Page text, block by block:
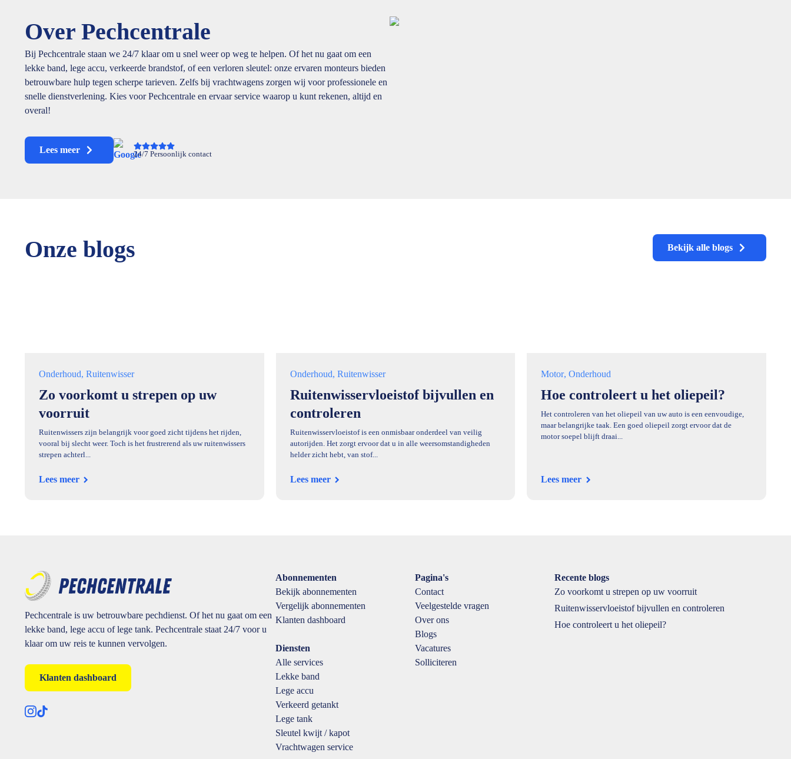
Over Pechcentrale
Bij Pechcentrale staan we 24/7 klaar om u snel weer op weg te helpen. Of het nu gaat om een
lekke band, lege accu, verkeerde brandstof, of een verloren sleutel: onze ervaren monteurs bieden
betrouwbare hulp tegen scherpe tarieven. Zelfs bij vrachtwagens zorgen wij voor professionele en
snelle dienstverlening. Kies voor Pechcentrale en ervaar service waarop u kunt rekenen, altijd en
overal!
Lees meer 24/7 Persoonlijk contact
Onze blogs Bekijk alle blogs
Onderhoud Ruitenwisser
Zo voorkomt u strepen op uw
voorruit
Ruitenwissers zijn belangrijk voor goed zicht tijdens het rijden,
vooral bij slecht weer. Toch is het frustrerend als uw ruitenwissers
strepen achterl...
Lees meer
Onderhoud Ruitenwisser
Ruitenwisservloeistof bijvullen en
controleren
Ruitenwisservloeistof is een onmisbaar onderdeel van veilig
autorijden. Het zorgt ervoor dat u in alle weersomstandigheden
helder zicht hebt, van stof...
Lees meer
Motor Onderhoud
Hoe controleert u het oliepeil?
Het controleren van het oliepeil van uw auto is een eenvoudige,
maar belangrijke taak. Een goed oliepeil zorgt ervoor dat de
motor soepel blijft draai...
Lees meer
Pechcentrale is uw betrouwbare pechdienst. Of het nu gaat om een
lekke band, lege accu of lege tank. Pechcentrale staat 24/7 voor u
klaar om uw reis te kunnen vervolgen.
Klanten dashboard
Abonnementen
Bekijk abonnementen
Vergelijk abonnementen
Klanten dashboard
Diensten
Alle services
Lekke band
Lege accu
Verkeerd getankt
Lege tank
Sleutel kwijt / kapot
Vrachtwagen service
Pagina's
Contact
Veelgestelde vragen
Over ons
Blogs
Vacatures
Solliciteren
Recente blogs
Zo voorkomt u strepen op uw voorruit
Ruitenwisservloeistof bijvullen en controleren
Hoe controleert u het oliepeil?